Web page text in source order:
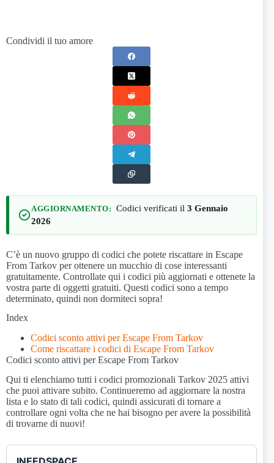
Condividi il tuo amore
AGGIORNAMENTO: Codici verificati il 3 Gennaio
2026
C’è un nuovo gruppo di codici che potete riscattare in Escape
From Tarkov per ottenere un mucchio di cose interessanti
gratuitamente. Controllate qui i codici più aggiornati e ottenete la
vostra parte di oggetti gratuiti. Questi codici sono a tempo
determinato, quindi non dormiteci sopra!
Index
Codici sconto attivi per Escape From Tarkov
Come riscattare i codici di Escape From Tarkov
Codici sconto attivi per Escape From Tarkov
Qui ti elenchiamo tutti i codici promozionali Tarkov 2025 attivi
che puoi attivare subito. Continueremo ad aggiornare la nostra
lista e lo stato di tali codici, quindi assicurati di tornare a
controllare ogni volta che ne hai bisogno per avere la possibilità
di trovarne di nuovi!